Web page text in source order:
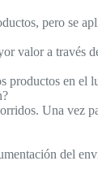
pero se
valor a través
productos en el
Una vez
del